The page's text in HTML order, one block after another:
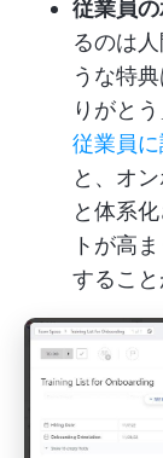
従業員
るのは
うな特
りがと
従業員
と、オ
と体系
トが高
すること